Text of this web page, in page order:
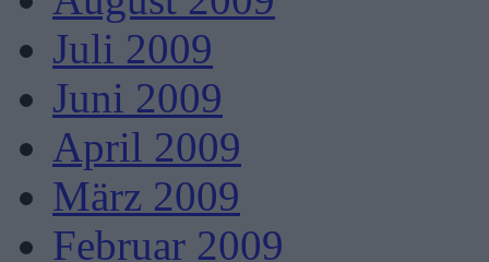
Juli 2009
Juni 2009
April 2009
März 2009
Februar 2009